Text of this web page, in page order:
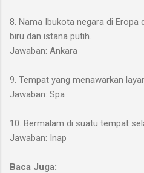
8. Nama Ibukota negara di Eropa
biru dan istana putih.
Jawaban: Ankara
9. Tempat yang menawarkan
Jawaban: Spa
10. Bermalam di suatu tempat
Jawaban: Inap
Baca Juga: